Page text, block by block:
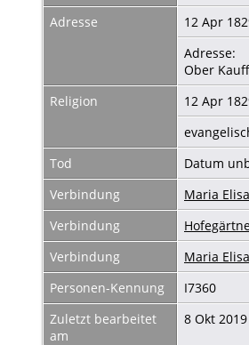
Adresse
12 Apr
Adresse:
Ober
Religion
12 Apr
Tod
Datum
Verbindung
Maria
Verbindung
Verbindung
Maria
Personen-Kennung
I7360
Zuletzt bearbeitet
am
8 Okt 2019